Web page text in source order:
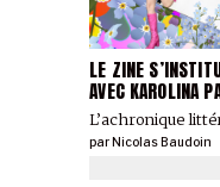
LE ZINE
AVEC KAROLINA
L’achronique
parNicolas Baudoin